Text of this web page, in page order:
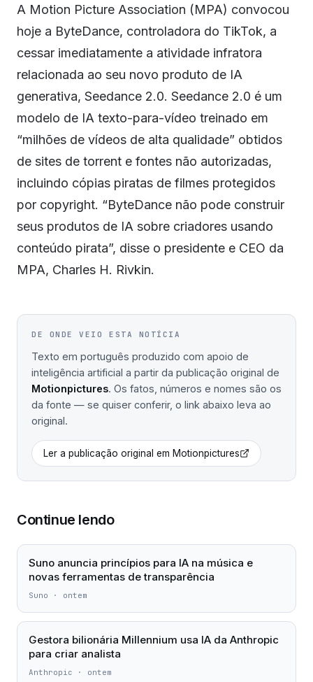
A Motion Picture Association (MPA) convocou
hoje a ByteDance, controladora do TikTok, a
cessar imediatamente a atividade infratora
relacionada ao seu novo produto de IA
generativa, Seedance 2.0. Seedance 2.0 é um
modelo de IA texto-para-vídeo treinado em
“milhões de vídeos de alta qualidade” obtidos
de sites de torrent e fontes não autorizadas,
incluindo cópias piratas de filmes protegidos
por copyright. “ByteDance não pode construir
seus produtos de IA sobre criadores usando
conteúdo pirata”, disse o presidente e CEO da
MPA, Charles H. Rivkin.
DE ONDE VEIO ESTA NOTÍCIA
Texto em português produzido com apoio de
inteligência artificial a partir da publicação original de
Motionpictures. Os fatos, números e nomes são os
da fonte — se quiser conferir, o link abaixo leva ao
original.
Ler a publicação original em Motionpictures
Continue lendo
Suno anuncia princípios para IA na música e
novas ferramentas de transparência
Suno · ontem
Gestora bilionária Millennium usa IA da Anthropic
para criar analista
Anthropic · ontem